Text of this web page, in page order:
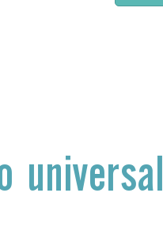
universal